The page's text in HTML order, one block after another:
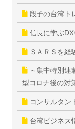
段子の台湾ト
信長に学ぶ
ＳＡＲＳを経
～集中特別連
型コロナ後の対
コンサルタン
台湾ビジネス